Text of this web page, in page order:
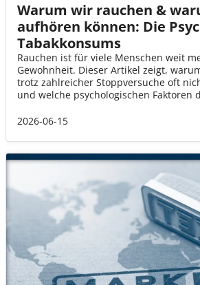
Warum wir rauchen &
aufhören können: Die
Tabakkonsums
Rauchen ist für viele Menschen weit
Gewohnheit. Dieser Artikel zeigt,
trotz zahlreicher Stoppversuche oft
und welche psychologischen Faktoren
2026-06-15